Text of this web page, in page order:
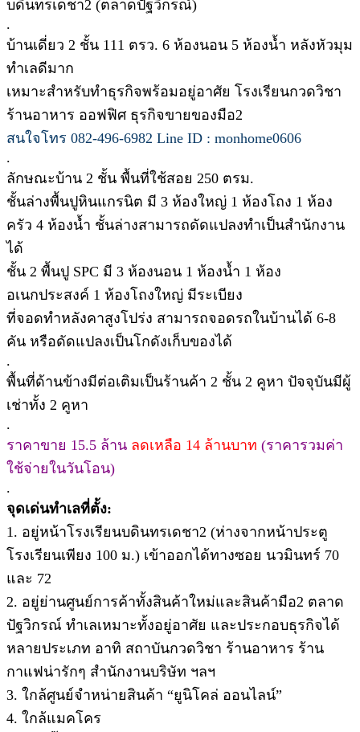
บดินทรเดชา2 (ตลาดปัฐวิกรณ์)
.
บ้านเดี่ยว 2 ชั้น 111 ตรว. 6 ห้องนอน 5 ห้องน้ำ หลังหัวมุม
ทำเลดีมาก
เหมาะสำหรับทำธุรกิจพร้อมอยู่อาศัย โรงเรียนกวดวิชา
ร้านอาหาร ออฟฟิศ ธุรกิจขายของมือ2
สนใจโทร 082-496-6982 Line ID : monhome0606
.
ลักษณะบ้าน 2 ชั้น พื้นที่ใช้สอย 250 ตรม.
ชั้นล่างพื้นปูหินแกรนิต มี 3 ห้องใหญ่ 1 ห้องโถง 1 ห้อง
ครัว 4 ห้องน้ำ ชั้นล่างสามารถดัดแปลงทำเป็นสำนักงาน
ได้
ชั้น 2 พื้นปู SPC มี 3 ห้องนอน 1 ห้องน้ำ 1 ห้อง
อเนกประสงค์ 1 ห้องโถงใหญ่ มีระเบียง
ที่จอดทำหลังคาสูงโปร่ง สามารถจอดรถในบ้านได้ 6-8
คัน หรือดัดแปลงเป็นโกดังเก็บของได้
.
พื้นที่ด้านข้างมีต่อเติมเป็นร้านค้า 2 ชั้น 2 คูหา ปัจจุบันมีผู้
เช่าทั้ง 2 คูหา
.
ราคาขาย 15.5 ล้าน ลดเหลือ 14 ล้านบาท (ราคารวมค่า
ใช้จ่ายในวันโอน)
.
จุดเด่นทำเลที่ตั้ง:
1. อยู่หน้าโรงเรียนบดินทรเดชา2 (ห่างจากหน้าประตู
โรงเรียนเพียง 100 ม.) เข้าออกได้ทางซอย นวมินทร์ 70
และ 72
2. อยู่ย่านศูนย์การค้าทั้งสินค้าใหม่และสินค้ามือ2 ตลาด
ปัฐวิกรณ์ ทำเลเหมาะทั้งอยู่อาศัย และประกอบธุรกิจได้
หลายประเภท อาทิ สถาบันกวดวิชา ร้านอาหาร ร้าน
กาแฟน่ารักๆ สำนักงานบริษัท ฯลฯ
3. ใกล้ศูนย์จำหน่ายสินค้า “ยูนิโคล่ ออนไลน์”
4. ใกล้แมคโคร